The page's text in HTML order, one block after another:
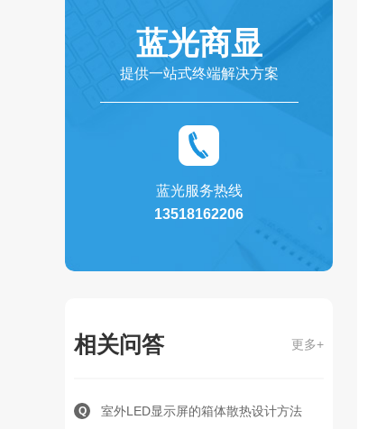
蓝光商显
提供一站式终端解决方案
蓝光服务热线
13518162206
相关问答 更多+
Q 室外LED显示屏的箱体散热设计方法